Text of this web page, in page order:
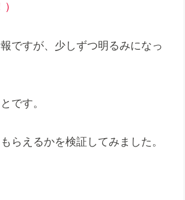
ですが、少しずつ明るみになっ
です。
らえるかを検証してみました。